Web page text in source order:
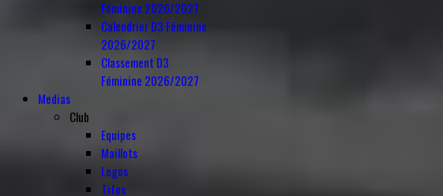
Féminine 2026/2027
Calendrier D3 Féminine
2026/2027
Classement D3
Féminine 2026/2027
Medias
Club
Equipes
Maillots
Logos
Tifos